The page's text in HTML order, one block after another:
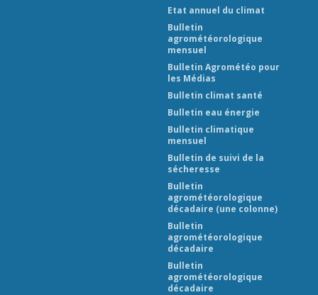
Etat annuel du climat
Bulletin
agrométéorologique
mensuel
Bulletin Agrométéo pour
les Médias
Bulletin climat santé
Bulletin eau énergie
Bulletin climatique
mensuel
Bulletin de suivi de la
sécheresse
Bulletin
agrométéorologique
décadaire (une colonne)
Bulletin
agrométéorologique
décadaire
Bulletin
agrométéorologique
décadaire